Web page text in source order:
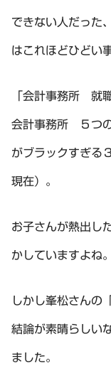
できない人だった
はこれほどひどい
「会計事務所 就
会計事務所 ５つ
がブラックすぎる
現在）。
お子さんが熱出し
かしていますよね。
しかし峯松さんの
結論が素晴らしい
ました。